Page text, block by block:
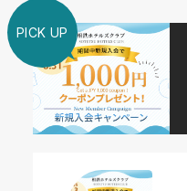
相鉄フレッサイン 銀座七丁
目
相鉄フレッサイン 大門駅前
PICK UP